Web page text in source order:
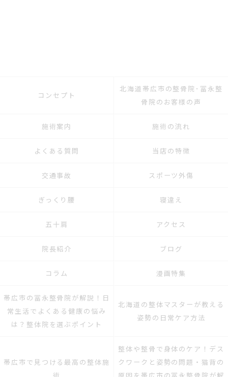
コンセプト
北海道帯広市の整骨院･冨永整
骨院のお客様の声
施術案内 施術の流れ
よくある質問 当店の特徴
交通事故 スポーツ外傷
ぎっくり腰 寝違え
五十肩 アクセス
院長紹介 ブログ
コラム 漫画特集
帯広市の冨永整骨院が解説！日
常生活でよくある健康の悩み
は？整体院を選ぶポイント
北海道の整体マスターが教える
姿勢の日常ケア方法
帯広市で見つける最高の整体施
整体や整骨で身体のケア！デス
クワークと姿勢の問題・猫背の